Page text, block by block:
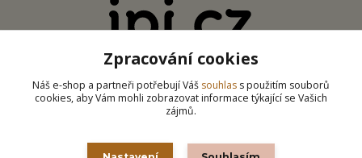
info@ipj.cz
Zpracování cookies
Náš e-shop a partneři potřebují Váš souhlas s použitím souborů
cookies, aby Vám mohli zobrazovat informace týkající se Vašich
zájmů.